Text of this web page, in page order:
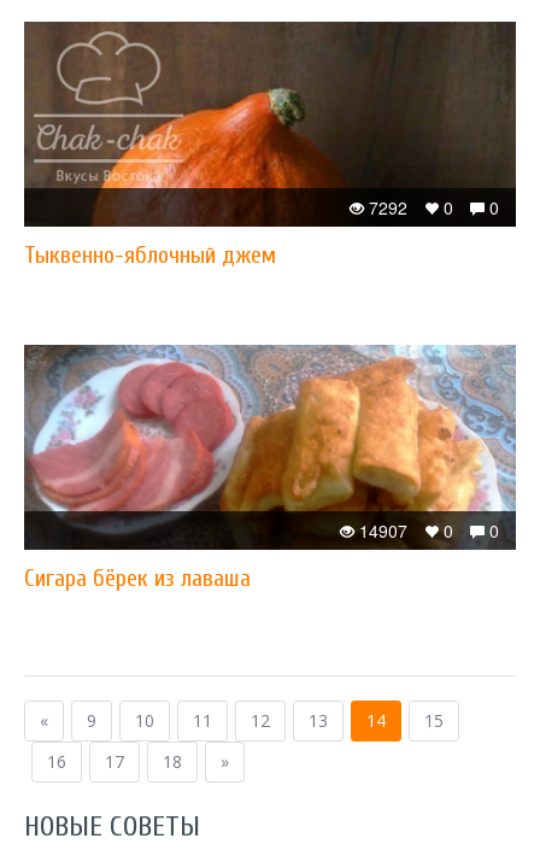
0
0
7292
Тыквенно-яблочный джем
0
0
14907
Сигара бёрек из лаваша
« 9 10 11 12 13 14
15
16
17 18 »
НОВЫЕ СОВЕТЫ